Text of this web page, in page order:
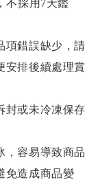
不採用7天鑑
項錯誤缺少，請
安排後續處理賞
封或未冷凍保存
，容易導致商品
免造成商品變